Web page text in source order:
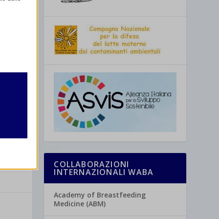
COLLABORAZIONI
INTERNAZIONALI WABA
Academy of Breastfeeding
Medicine (ABM)